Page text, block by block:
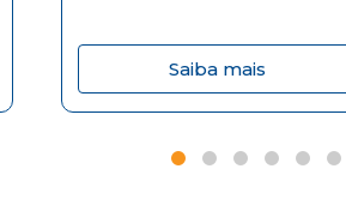
Saiba mais